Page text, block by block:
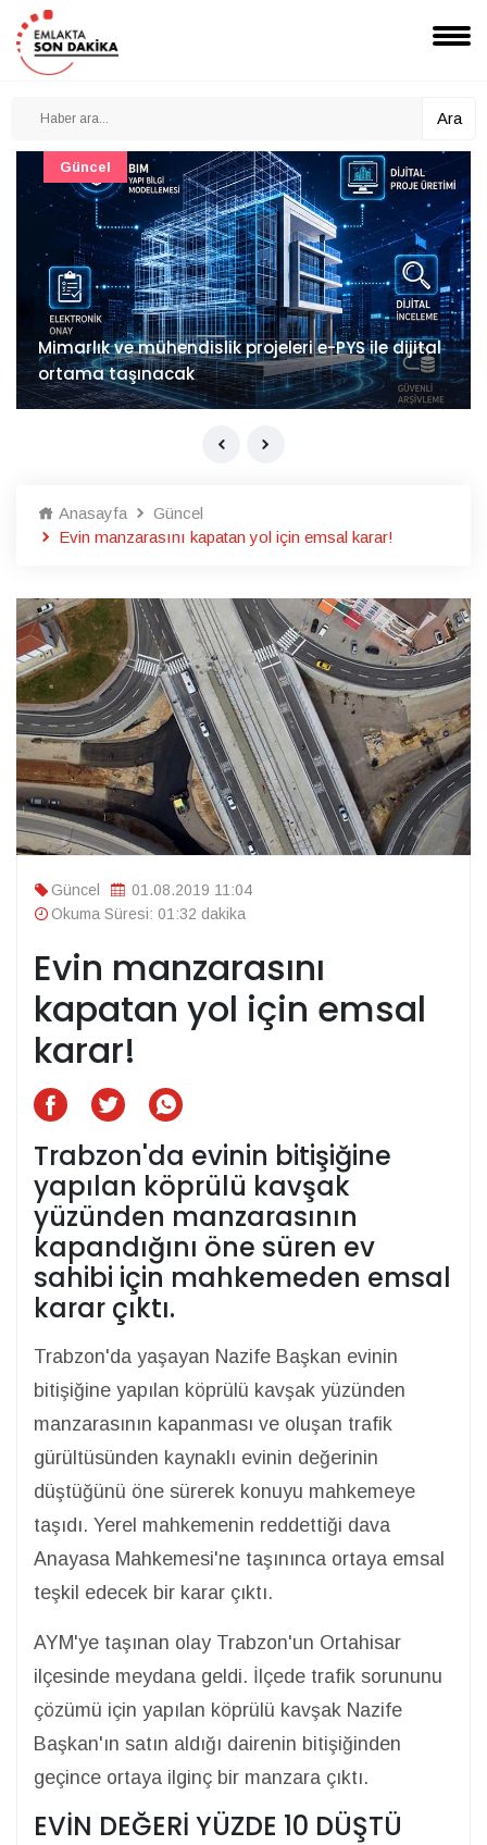
Ara
Mimarlık ve mühendislik projeleri e-PYS ile dijital
ortama taşınacak
Güncel
Anasayfa
Güncel
Evin manzarasını kapatan yol için emsal karar!
Güncel
01.08.2019 11:04
Okuma Süresi: 01:32 dakika
Evin manzarasını
kapatan yol için emsal
karar!
Trabzon'da evinin bitişiğine
yapılan köprülü kavşak
yüzünden manzarasının
kapandığını öne süren ev
sahibi için mahkemeden emsal
karar çıktı.
Trabzon'da yaşayan Nazife Başkan evinin
bitişiğine yapılan köprülü kavşak yüzünden
manzarasının kapanması ve oluşan trafik
gürültüsünden kaynaklı evinin değerinin
düştüğünü öne sürerek konuyu mahkemeye
taşıdı. Yerel mahkemenin reddettiği dava
Anayasa Mahkemesi'ne taşınınca ortaya emsal
teşkil edecek bir karar çıktı.
AYM'ye taşınan olay Trabzon'un Ortahisar
ilçesinde meydana geldi. İlçede trafik sorununu
çözümü için yapılan köprülü kavşak Nazife
Başkan'ın satın aldığı dairenin bitişiğinden
geçince ortaya ilginç bir manzara çıktı.
EVİN DEĞERİ YÜZDE 10 DÜŞTÜ